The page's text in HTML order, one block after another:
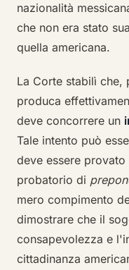
nazionalità
che non era stato
quella americana.
La Corte stabilì che,
produca
deve concorrere un
Tale intento può
deve essere
probatorio di
mero compimento
dimostrare che il
consapevolezza e
cittadinanza